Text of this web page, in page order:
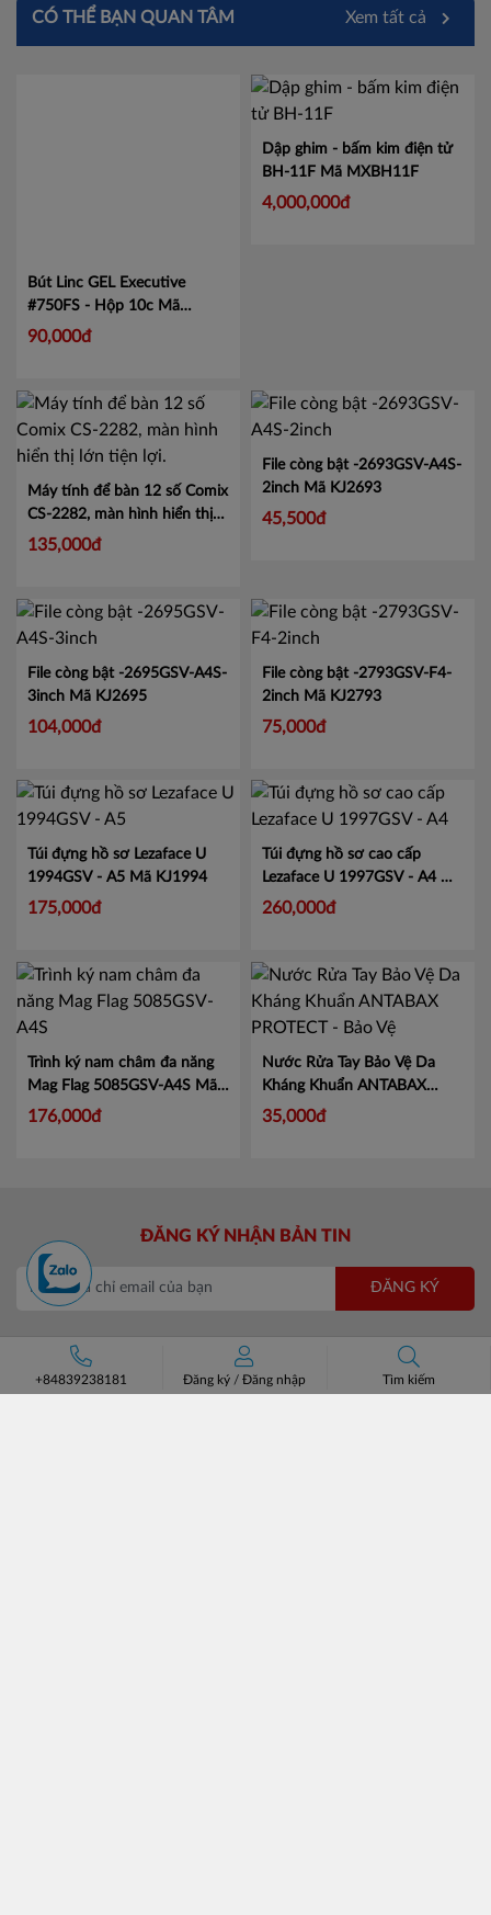
CÓ THỂ BẠN QUAN TÂM Xem tất cả
Bút Linc GEL Executive
#750FS - Hộp 10c Mã
LIN750
90,000đ
Dập ghim - bấm kim điện tử
BH-11F Mã MXBH11F
4,000,000đ
Máy tính để bàn 12 số Comix
CS-2282, màn hình hiển thị
lớn tiện lợi.
135,000đ
File còng bật -2693GSV-A4S-
2inch Mã KJ2693
45,500đ
File còng bật -2695GSV-A4S-
3inch Mã KJ2695
104,000đ
File còng bật -2793GSV-F4-
2inch Mã KJ2793
75,000đ
Túi đựng hồ sơ Lezaface U
1994GSV - A5 Mã KJ1994
175,000đ
Túi đựng hồ sơ cao cấp
Lezaface U 1997GSV - A4 Mã
KJ1997
260,000đ
Trình ký nam châm đa năng
Mag Flag 5085GSV-A4S Mã
KJ5085
176,000đ
Nước Rửa Tay Bảo Vệ Da
Kháng Khuẩn ANTABAX
PROTECT - Bảo Vệ
35,000đ
ĐĂNG KÝ NHẬN BẢN TIN
ĐĂNG KÝ
CÔNG TY CỔ PHẦN CHUYÊN BÁN BUÔN BATOS
+84839238181 Đăng ký /Đăng nhập Tìm kiếm